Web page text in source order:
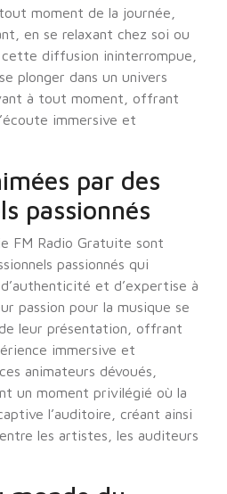
moment de la journée,
en se relaxant chez soi ou
cette diffusion ininterrompue,
plonger dans un univers
à tout moment, offrant
immersive et
par des
passionnés
FM Radio Gratuite sont
passionnés qui
et d’expertise à
passion pour la musique se
leur présentation, offrant
immersive et
animateurs dévoués,
un moment privilégié où la
l’auditoire, créant ainsi
les artistes, les auditeurs